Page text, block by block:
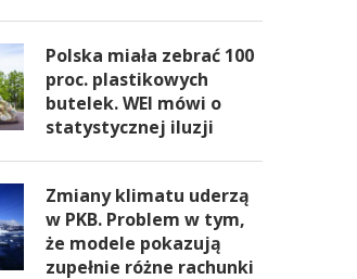
Polska miała zebrać 100
proc. plastikowych
butelek. WEI mówi o
statystycznej iluzji
Zmiany klimatu uderzą
w PKB. Problem w tym,
że modele pokazują
zupełnie różne rachunki